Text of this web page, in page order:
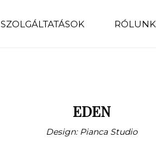
SZOLGÁLTATÁSOK RÓLUNK
EDEN
Design: Pianca Studio